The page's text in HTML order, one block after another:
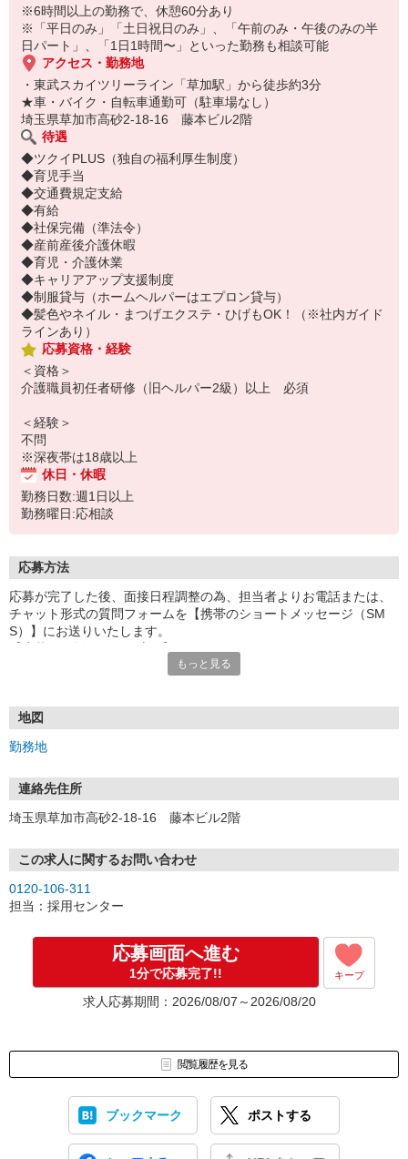
※6時間以上の勤務で、休憩60分あり
※「平日のみ」「土日祝日のみ」、「午前のみ・午後のみの半
日パート」、「1日1時間〜」といった勤務も相談可能
アクセス・勤務地
・東武スカイツリーライン「草加駅」から徒歩約3分
★車・バイク・自転車通勤可（駐車場なし）
埼玉県草加市高砂2-18-16 藤本ビル2階
待遇
◆ツクイPLUS（独自の福利厚生制度）
◆育児手当
◆交通費規定支給
◆有給
◆社保完備（準法令）
◆産前産後介護休暇
◆育児・介護休業
◆キャリアアップ支援制度
◆制服貸与（ホームヘルパーはエプロン貸与）
◆髪色やネイル・まつげエクステ・ひげもOK！（※社内ガイド
ラインあり）
応募資格・経験
＜資格＞
介護職員初任者研修（旧ヘルパー2級）以上 必須
＜経験＞
不問
※深夜帯は18歳以上
休日・休暇
勤務日数:週1日以上
勤務曜日:応相談
応募方法
応募が完了した後、面接日程調整の為、担当者よりお電話または、
チャット形式の質問フォームを【携帯のショートメッセージ（SM
S）】にお送りいたします。
1.応募…Webもしくはお電話より応募ください。
※実技試験はドライバーの職種のみとなります。
もっと見る
地図
勤務地
連絡先住所
埼玉県草加市高砂2-18-16 藤本ビル2階
この求人に関するお問い合わせ
0120-106-311
担当：採用センター
応募画面へ進む
1分で応募完了!! キープ
求人応募期間：2026/08/07～2026/08/20
閲覧履歴を見る
ブックマーク ポストする